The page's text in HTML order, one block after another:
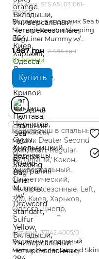
Артикул: STS ASL031061-
190906
Вкладиш в спальник Sea
Summit Reactor Sleeping
Bag Liner Mummy w/
Drawcord Standart
1 987 грн 2 484 грн
В наличии
Купить
Артикул: 37142.4005/0
Вкладыш в спальный
мешок Deuter Second Skin